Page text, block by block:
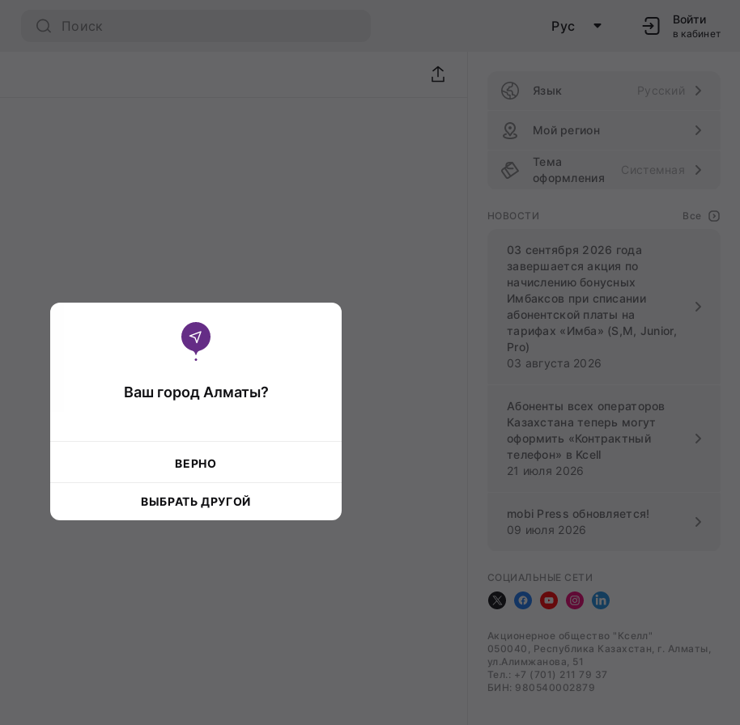
Рус Войти
в кабинет
Язык Русский
Мой регион
Тема
оформления
Системная
НОВОСТИ Все
03 сентября 2026 года
завершается акция по
начислению бонусных
Имбаксов при списании
абонентской платы на
тарифах «Имба» (S,M, Junior,
Pro)
03 августа 2026
Абоненты всех операторов
Казахстана теперь могут
оформить «Контрактный
телефон» в Kcell
21 июля 2026
mobi Press обновляется!
09 июля 2026
СОЦИАЛЬНЫЕ СЕТИ
Акционерное общество "Кселл"
050040, Республика Казахстан, г. Алматы,
ул.Алимжанова, 51
Тел.: +7 (701) 211 79 37
БИН: 980540002879
Ваш город Алматы?
ВЕРНО
ВЫБРАТЬ ДРУГОЙ